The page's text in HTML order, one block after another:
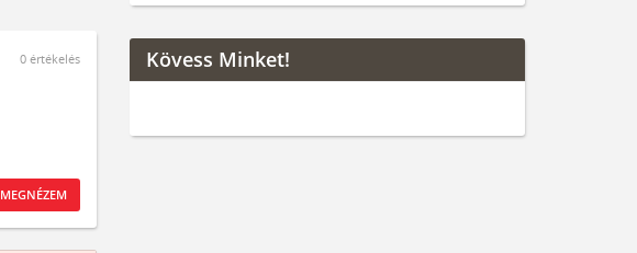
0 értékelés
MEGNÉZEM
Kövess Minket!